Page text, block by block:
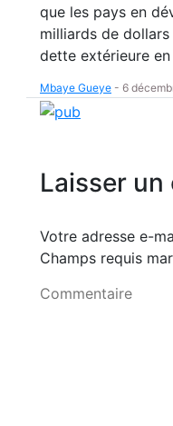
que les pays en
milliards de
dette extérieure
Mbaye Gueye - 6
Laisser
Votre adresse e-
Champs requis
Commentaire